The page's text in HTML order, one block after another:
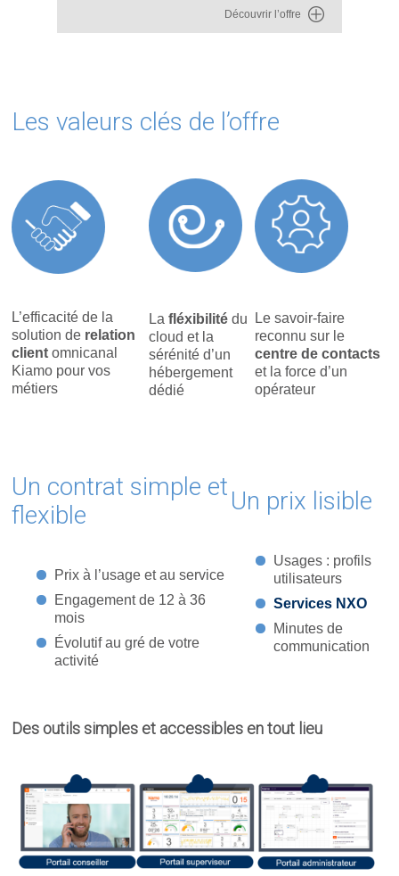
Découvrir l’offre
Les valeurs clés de l’offre
L’efficacité de la
solution de relation
clientomnicanal
Kiamo pour vos
métiers
La fléxibilité du
cloud et la
sérénité d’un
hébergement
dédié
Le savoir-faire
reconnu sur le
centre de contacts
et la force d’un
opérateur
Un contrat simple et
flexible
Prix à l’usage et au service
Engagement de 12 à 36
mois
Évolutif au gré de votre
activité
Un prix lisible
Usages : profils
utilisateurs
Services NXO
Minutes de
communication
Des outils simples et accessibles en tout lieu